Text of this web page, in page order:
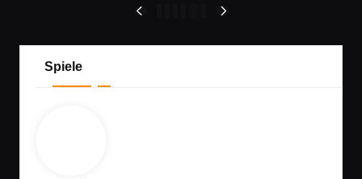
Seitennummerierung
der
Beiträge
PREVIOUS
Spiele